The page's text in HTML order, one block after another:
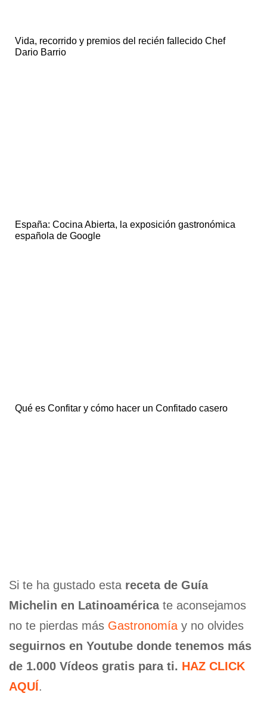
Vida, recorrido y premios del recién fallecido Chef
Dario Barrio
España: Cocina Abierta, la exposición gastronómica
española de Google
Qué es Confitar y cómo hacer un Confitado casero
Si te ha gustado esta receta de Guía
Michelin en Latinoaméricate aconsejamos
no te pierdas más Gastronomía y no olvides
seguirnos en Youtube donde tenemos más
de 1.000 Vídeos gratis para ti. HAZ CLICK
AQUÍ.